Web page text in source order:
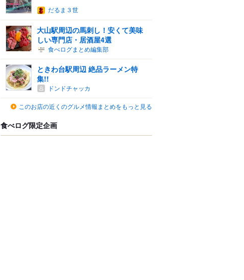
だるま３世
大山駅周辺の馬刺し！安くて美味
しい専門店・居酒屋4選
食べログまとめ編集部
ときわ台駅周辺 絶品ラーメン特
集!!
ドンドチャッカ
このお店の近くのグルメ情報まとめをもっと見る
食べログ限定企画